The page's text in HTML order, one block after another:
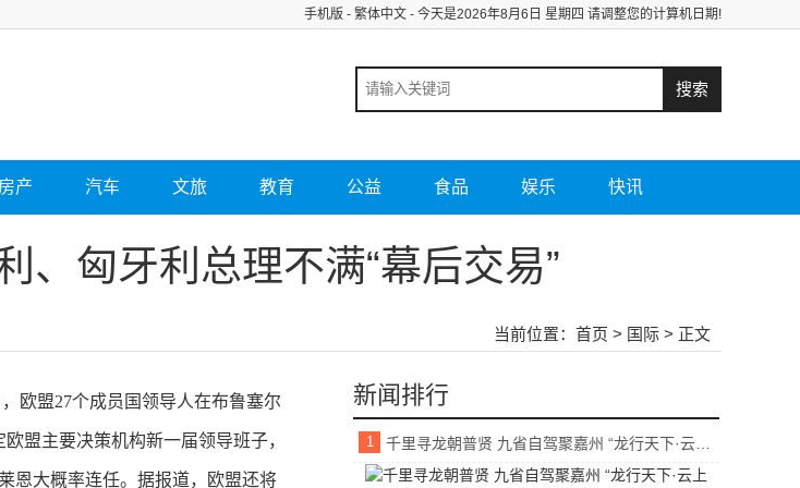
手机版 - 繁体中文 - 今天是2026年8月6日 星期四 请调整您的计算机日期!
房产 汽车 文旅 教育 公益 食品 娱乐 快讯
、匈牙利总理不满“幕后交易”
当前位置： 首页 > 国际 > 正文
欧盟27个成员国领导人在布鲁塞尔
盟主要决策机构新一届领导班子，
恩大概率连任。据报道，欧盟还将
新闻排行
1